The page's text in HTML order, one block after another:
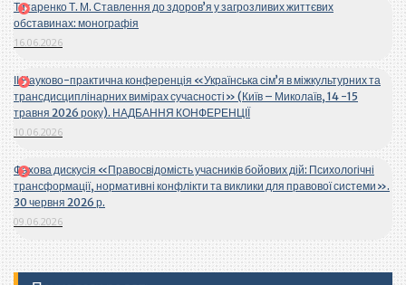
Титаренко Т. М. Ставлення до здоров’я у загрозливих життєвих
обставинах: монографія
16.06.2026
ІІ Науково-практична конференція «Українська сім’я в міжкультурних та
трансдисциплінарних вимірах сучасності» (Київ – Миколаїв, 14 -15
травня 2026 року). НАДБАННЯ КОНФЕРЕНЦІЇ
10.06.2026
Фахова дискусія «Правосвідомість учасників бойових дій: Психологічні
трансформації, нормативні конфлікти та виклики для правової системи».
30 червня 2026 р.
09.06.2026